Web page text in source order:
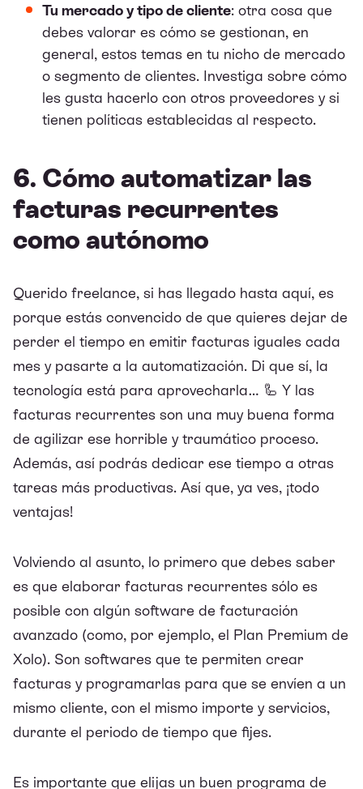
Tu mercado y tipo de cliente: otra cosa que
debes valorar es cómo se gestionan, en
general, estos temas en tu nicho de mercado
o segmento de clientes. Investiga sobre cómo
les gusta hacerlo con otros proveedores y si
tienen políticas establecidas al respecto.
6. Cómo automatizar las
facturas recurrentes
como autónomo
Querido freelance, si has llegado hasta aquí, es
porque estás convencido de que quieres dejar de
perder el tiempo en emitir facturas iguales cada
mes y pasarte a la automatización. Di que sí, la
tecnología está para aprovecharla… 🦾 Y las
facturas recurrentes son una muy buena forma
de agilizar ese horrible y traumático proceso.
Además, así podrás dedicar ese tiempo a otras
tareas más productivas. Así que, ya ves, ¡todo
ventajas!
Volviendo al asunto, lo primero que debes saber
es que elaborar facturas recurrentes sólo es
posible con algún software de facturación
avanzado (como, por ejemplo, el Plan Premium de
Xolo). Son softwares que te permiten crear
facturas y programarlas para que se envíen a un
mismo cliente, con el mismo importe y servicios,
durante el periodo de tiempo que fijes.
Es importante que elijas un buen programa de